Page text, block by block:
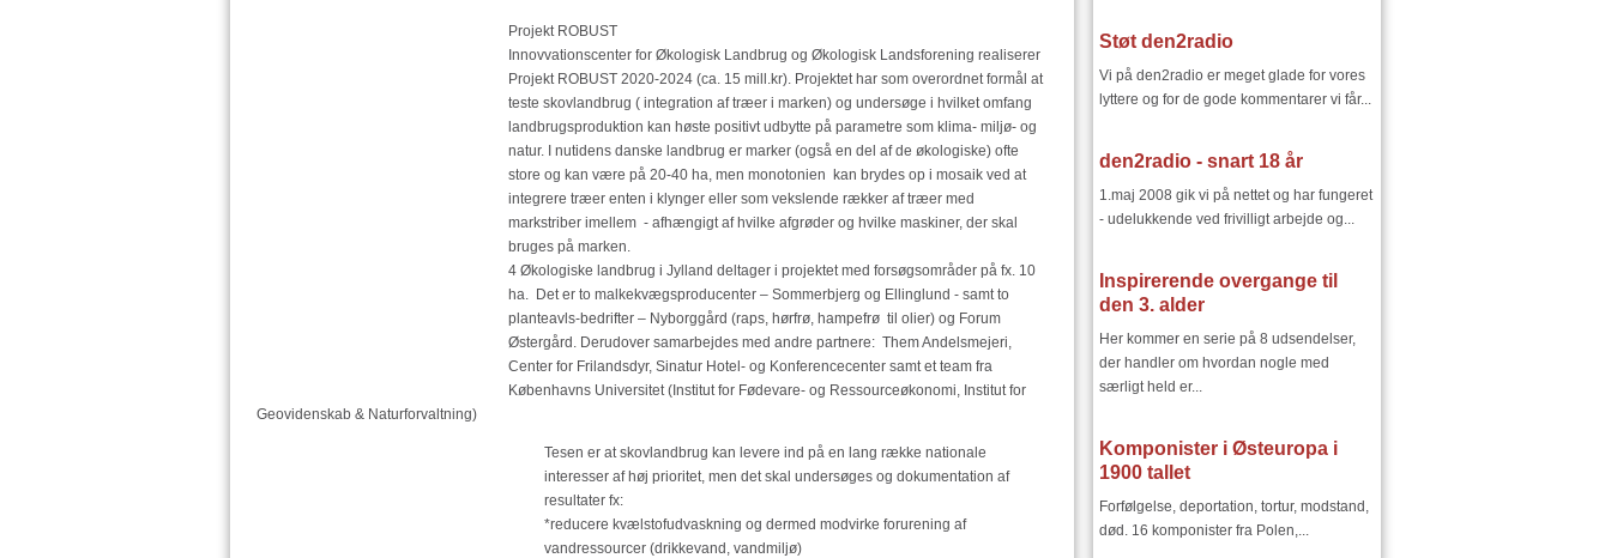
Projekt ROBUST
Innovvationscenter for Økologisk Landbrug og Økologisk Landsforening realiserer
Projekt ROBUST 2020-2024 (ca. 15 mill.kr). Projektet har som overordnet formål at
teste skovlandbrug ( integration af træer i marken) og undersøge i hvilket omfang
landbrugsproduktion kan høste positivt udbytte på parametre som klima- miljø- og
natur. I nutidens danske landbrug er marker (også en del af de økologiske) ofte
store og kan være på 20-40 ha, men monotonien kan brydes op i mosaik ved at
integrere træer enten i klynger eller som vekslende rækker af træer med
markstriber imellem - afhængigt af hvilke afgrøder og hvilke maskiner, der skal
bruges på marken.
4 Økologiske landbrug i Jylland deltager i projektet med forsøgsområder på fx. 10
ha. Det er to malkekvægsproducenter – Sommerbjerg og Ellinglund - samt to
planteavls-bedrifter – Nyborggård (raps, hørfrø, hampefrø til olier) og Forum
Østergård. Derudover samarbejdes med andre partnere: Them Andelsmejeri,
Center for Frilandsdyr, Sinatur Hotel- og Konferencecenter samt et team fra
Københavns Universitet (Institut for Fødevare- og Ressourceøkonomi, Institut for
Geovidenskab & Naturforvaltning)
Tesen er at skovlandbrug kan levere ind på en lang række nationale
interesser af høj prioritet, men det skal undersøges og dokumentation af
resultater fx:
*reducere kvælstofudvaskning og dermed modvirke forurening af
vandressourcer (drikkevand, vandmiljø)
Støt den2radio
Vi på den2radio er meget glade for vores
lyttere og for de gode kommentarer vi får...
den2radio - snart 18 år
1.maj 2008 gik vi på nettet og har fungeret
- udelukkende ved frivilligt arbejde og...
Inspirerende overgange til
den 3. alder
Her kommer en serie på 8 udsendelser,
der handler om hvordan nogle med
særligt held er...
Komponister i Østeuropa i
1900 tallet
Forfølgelse, deportation, tortur, modstand,
død. 16 komponister fra Polen,...